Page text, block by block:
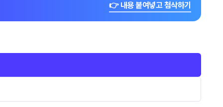
👉 내용 붙여넣고 첨삭하기